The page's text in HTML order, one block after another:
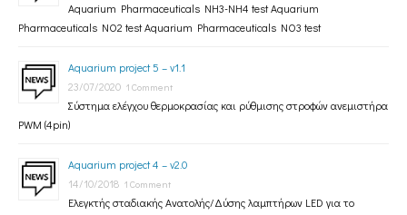
Aquarium Pharmaceuticals NH3-NH4 test Aquarium
Pharmaceuticals NO2 test Aquarium Pharmaceuticals NO3 test
Aquarium project 5 – v1.1
23/07/2020 1 Comment
Σύστημα ελέγχου θερμοκρασίας και ρύθμισης στροφών ανεμιστήρα
PWM (4pin)
Aquarium project 4 – v2.0
14/10/2018 1 Comment
Ελεγκτής σταδιακής Ανατολής/Δύσης λαμπτήρων LED για το